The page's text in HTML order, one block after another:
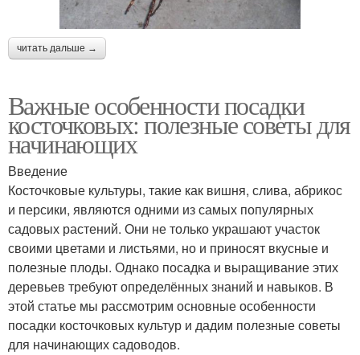
читать дальше →
Важные особенности посадки
косточковых: полезные советы для
начинающих
Введение
Косточковые культуры, такие как вишня, слива, абрикос
и персики, являются одними из самых популярных
садовых растений. Они не только украшают участок
своими цветами и листьями, но и приносят вкусные и
полезные плоды. Однако посадка и выращивание этих
деревьев требуют определённых знаний и навыков. В
этой статье мы рассмотрим основные особенности
посадки косточковых культур и дадим полезные советы
для начинающих садоводов.